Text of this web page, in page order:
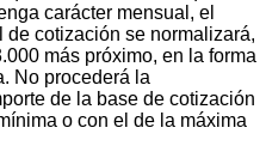
carácter mensual, el
de cotización se normalizará,
más próximo, en la forma
No procederá la
de la base de cotización
o con el de la máxima